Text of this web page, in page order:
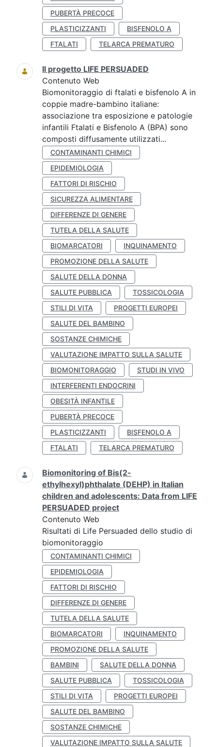
PUBERTÀ PRECOCE
PLASTICIZZANTI
BISFENOLO A
FTALATI
TELARCA PREMATURO
Il progetto LIFE PERSUADED
Contenuto Web
Biomonitoraggio di ftalati e bisfenolo A in
coppie madre-bambino italiane:
associazione tra esposizione e patologie
infantili Ftalati e Bisfenolo A (BPA) sono
composti diffusamente utilizzati...
CONTAMINANTI CHIMICI
EPIDEMIOLOGIA
FATTORI DI RISCHIO
SICUREZZA ALIMENTARE
DIFFERENZE DI GENERE
TUTELA DELLA SALUTE
BIOMARCATORI
INQUINAMENTO
PROMOZIONE DELLA SALUTE
SALUTE DELLA DONNA
SALUTE PUBBLICA
TOSSICOLOGIA
STILI DI VITA
PROGETTI EUROPEI
SALUTE DEL BAMBINO
SOSTANZE CHIMICHE
VALUTAZIONE IMPATTO SULLA SALUTE
BIOMONITORAGGIO
STUDI IN VIVO
INTERFERENTI ENDOCRINI
OBESITÀ INFANTILE
PUBERTÀ PRECOCE
PLASTICIZZANTI
BISFENOLO A
FTALATI
TELARCA PREMATURO
Biomonitoring of Bis(2-
ethylhexyl)phthalate (DEHP) in Italian
children and adolescents: Data from LIFE
PERSUADED project
Contenuto Web
Risultati di Life Persuaded dello studio di
biomonitoraggio
CONTAMINANTI CHIMICI
EPIDEMIOLOGIA
FATTORI DI RISCHIO
DIFFERENZE DI GENERE
TUTELA DELLA SALUTE
BIOMARCATORI
INQUINAMENTO
PROMOZIONE DELLA SALUTE
BAMBINI
SALUTE DELLA DONNA
SALUTE PUBBLICA
TOSSICOLOGIA
STILI DI VITA
PROGETTI EUROPEI
SALUTE DEL BAMBINO
SOSTANZE CHIMICHE
VALUTAZIONE IMPATTO SULLA SALUTE